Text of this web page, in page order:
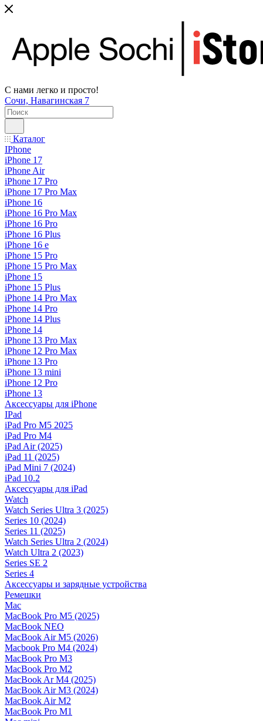
С нами легко и просто!
Сочи, Навагинская 7
Каталог
IPhone
iPhone 17
iPhone Air
iPhone 17 Pro
iPhone 17 Pro Max
iPhone 16
iPhone 16 Pro Max
iPhone 16 Pro
iPhone 16 Plus
iPhone 16 e
iPhone 15 Pro
iPhone 15 Pro Max
iPhone 15
iPhone 15 Plus
iPhone 14 Pro Max
iPhone 14 Pro
iPhone 14 Plus
iPhone 14
iPhone 13 Pro Max
iPhone 12 Pro Max
iPhone 13 Pro
iPhone 13 mini
iPhone 12 Pro
iPhone 13
Аксессуары для iPhone
IPad
iPad Pro M5 2025
iPad Pro M4
iPad Air (2025)
iPad 11 (2025)
iPad Mini 7 (2024)
iPad 10.2
Аксессуары для iPad
Watch
Watch Series Ultra 3 (2025)
Series 10 (2024)
Series 11 (2025)
Watch Series Ultra 2 (2024)
Watch Ultra 2 (2023)
Series SE 2
Series 4
Аксессуары и зарядные устройства
Ремешки
Mac
MacBook Pro M5 (2025)
MacBook NEO
MacBook Air M5 (2026)
Macbook Pro M4 (2024)
MacBook Pro M3
MacBook Pro M2
MacBook Ar M4 (2025)
MacBook Air M3 (2024)
MacBook Air M2
MacBook Pro M1